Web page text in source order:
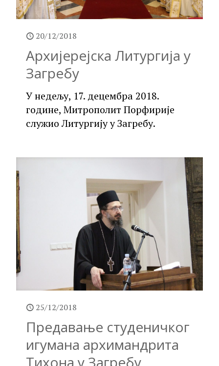
20/12/2018
Архијерејска Литургија у
Загребу
У недељу, 17. децембра 2018.
године, Митрополит Порфирије
служио Литургију у Загребу.
25/12/2018
Предавање студеничког
игумана архимандрита
Тихона у Загребу